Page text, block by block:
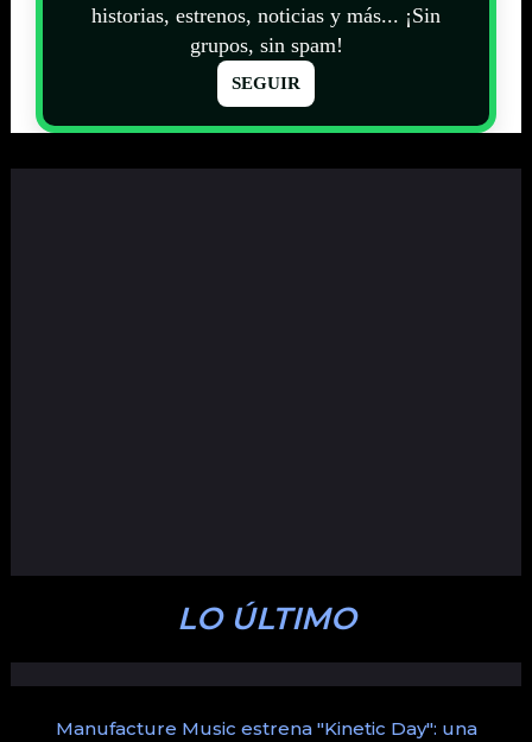
historias, estrenos, noticias y más... ¡Sin
grupos, sin spam!
SEGUIR
LO ÚLTIMO
Manufacture Music estrena "Kinetic Day": una